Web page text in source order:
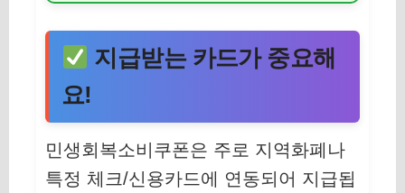
지급받는 카드가 중요해
요!
민생회복소비쿠폰은 주로 지역화폐나
특정 체크/신용카드에 연동되어 지급됩